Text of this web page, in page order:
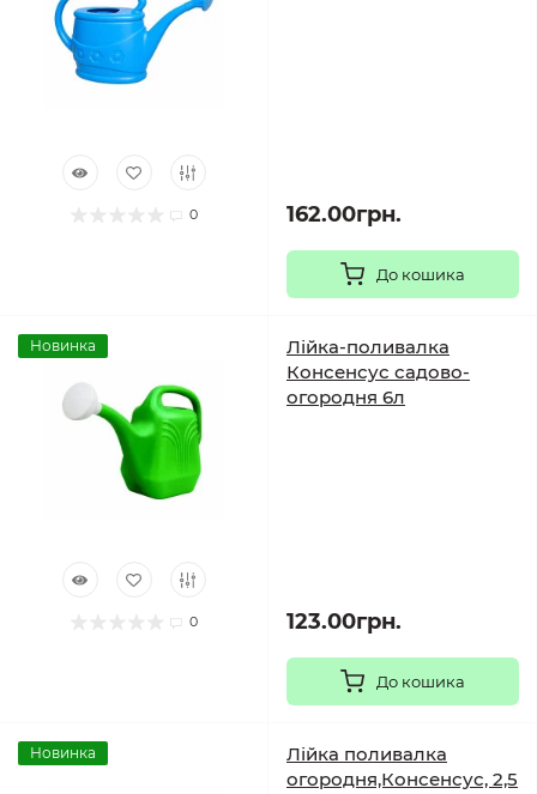
0 162.00грн.
До кошика
Новинка
0
Лійка-поливалка
Консенсус садово-
огородня 6л
123.00грн.
До кошика
Новинка
Лійка поливалка
огородня,Консенсус, 2,5